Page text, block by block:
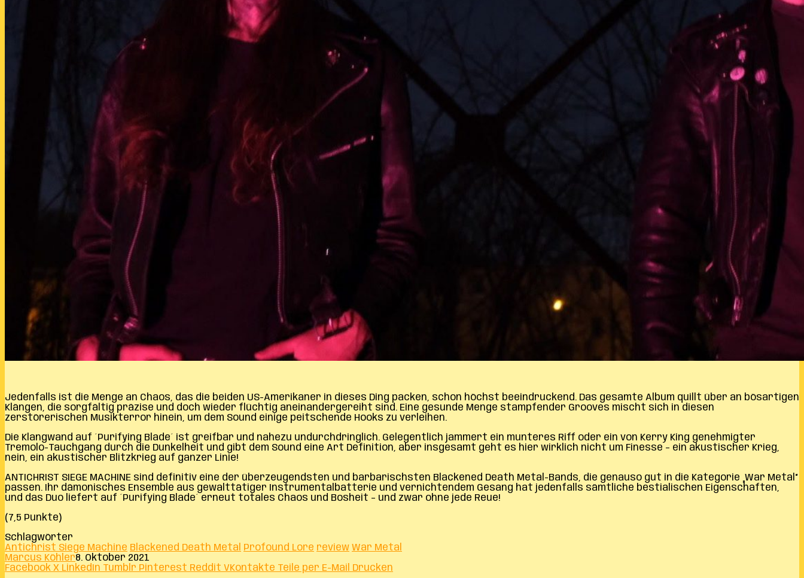
Jedenfalls ist die Menge an Chaos, das die beiden US-Amerikaner in dieses Ding packen, schon höchst beeindruckend. Das gesamte Album quillt über an bösartigen
Klängen, die sorgfältig präzise und doch wieder flüchtig aneinandergereiht sind. Eine gesunde Menge stampfender Grooves mischt sich in diesen
zerstörerischen Musikterror hinein, um dem Sound einige peitschende Hooks zu verleihen.
Die Klangwand auf ´Purifying Blade´ ist greifbar und nahezu undurchdringlich. Gelegentlich jammert ein munteres Riff oder ein von Kerry King genehmigter
Tremolo-Tauchgang durch die Dunkelheit und gibt dem Sound eine Art Definition, aber insgesamt geht es hier wirklich nicht um Finesse – ein akustischer Krieg,
nein, ein akustischer Blitzkrieg auf ganzer Linie!
ANTICHRIST SIEGE MACHINE sind definitiv eine der überzeugendsten und barbarischsten Blackened Death Metal-Bands, die genauso gut in die Kategorie „War Metal“
passen. Ihr dämonisches Ensemble aus gewalttätiger Instrumentalbatterie und vernichtendem Gesang hat jedenfalls sämtliche bestialischen Eigenschaften,
und das Duo liefert auf ´Purifying Blade´ erneut totales Chaos und Bosheit – und zwar ohne jede Reue!
(7,5 Punkte)
Schlagwörter
Antichrist Siege Machine Blackened Death Metal Profound Lore review War Metal
Marcus Köhler8. Oktober 2021
Facebook X LinkedIn Tumblr Pinterest Reddit VKontakte Teile per E-Mail Drucken